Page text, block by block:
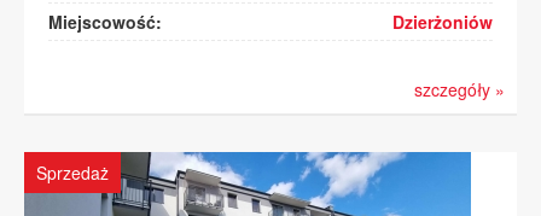
Miejscowość:
Dzierżoniów
szczegóły »
Sprzedaż